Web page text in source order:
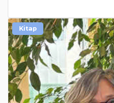
Kitap